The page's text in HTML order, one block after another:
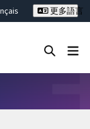
更多語言